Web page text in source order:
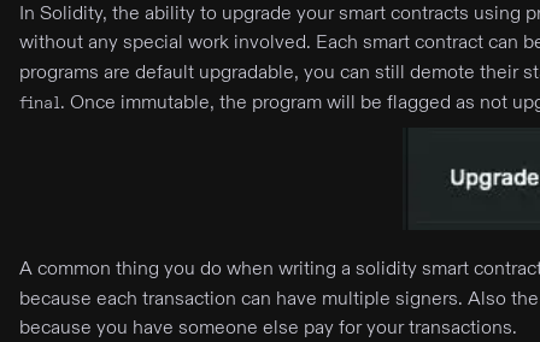
In Solidity, the ability to upgrade your smart contracts using
without any special work involved. Each smart contract can
programs are default upgradable, you can still demote their
final. Once immutable, the program will be flagged as not
A common thing you do when writing a solidity smart
because each transaction can have multiple signers. Also
because you have someone else pay for your transactions.